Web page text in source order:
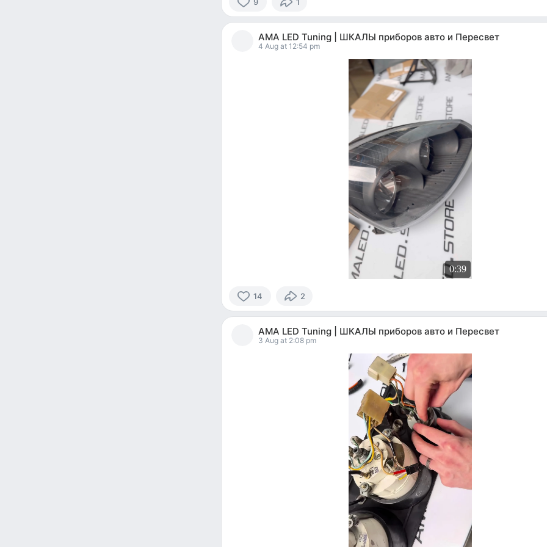
9
reactedAMA LED Tuning | ШКАЛЫ приборов авто и Пересвет
4 Aug at 12:54 pm
0:39
14
14
reacted
2
AMA LED Tuning | ШКАЛЫ приборов авто и Пересвет
3 Aug at 2:08 pm